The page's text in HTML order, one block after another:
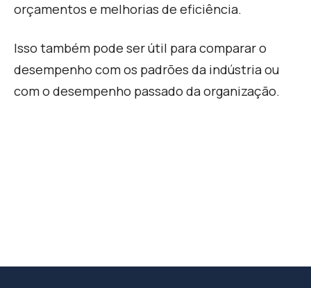
orçamentos e melhorias de eficiência.
Isso também pode ser útil para comparar o
desempenho com os padrões da indústria ou
com o desempenho passado da organização.